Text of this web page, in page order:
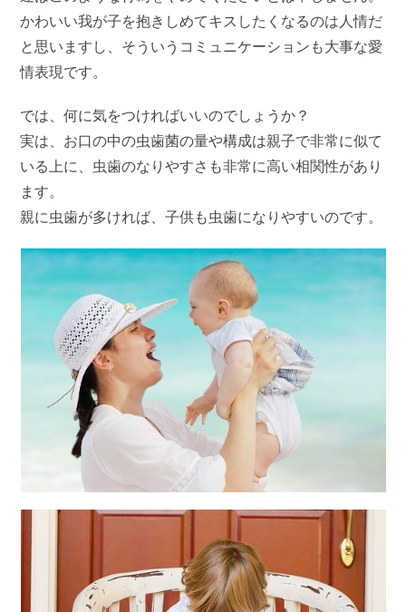
かわいい我が子を抱きしめてキスしたくなるのは人情だ
と思いますし、そういうコミュニケーションも大事な愛
情表現です。
では、何に気をつければいいのでしょうか？
実は、お口の中の虫歯菌の量や構成は親子で非常に似て
いる上に、虫歯のなりやすさも非常に高い相関性があり
ます。
親に虫歯が多ければ、子供も虫歯になりやすいのです。